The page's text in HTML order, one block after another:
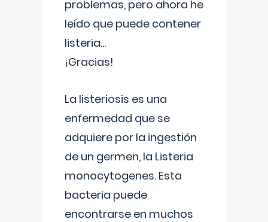
problemas, pero ahora he
leído que puede contener
listeria...
¡Gracias!
La listeriosis es una
enfermedad que se
adquiere por la ingestión
de un germen, la Listeria
monocytogenes. Esta
bacteria puede
encontrarse en muchos